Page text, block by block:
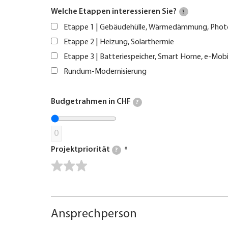
Welche Etappen interessieren Sie? ?
Etappe 1 | Gebäudehülle, Wärmedämmung,
Etappe 2 | Heizung, Solarthermie
Etappe 3 | Batteriespeicher, Smart Home, e-
Rundum-Modernisierung
Budgetrahmen in CHF ?
0
Projektpriorität ?
Ansprechperson